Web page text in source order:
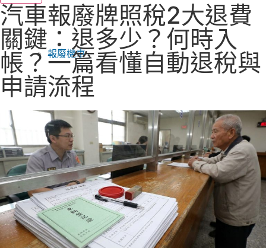
報廢機車
汽車報廢牌照稅2大退費
關鍵：退多少？何時入
帳？一篇看懂自動退稅與
申請流程